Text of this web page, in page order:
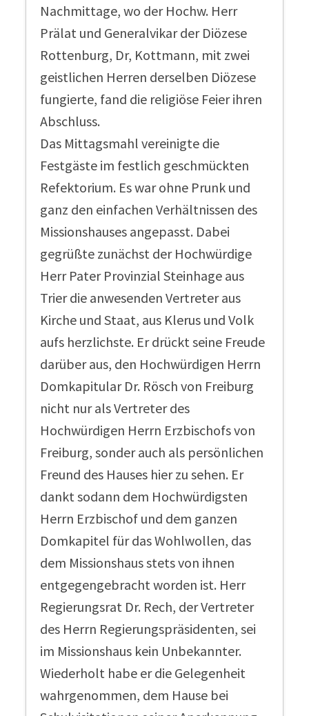
Nachmittage, wo der Hochw. Herr
Prälat und Generalvikar der Diözese
Rottenburg, Dr, Kottmann, mit zwei
geistlichen Herren derselben Diözese
fungierte, fand die religiöse Feier ihren
Abschluss.
Das Mittagsmahl vereinigte die
Festgäste im festlich geschmückten
Refektorium. Es war ohne Prunk und
ganz den einfachen Verhältnissen des
Missionshauses angepasst. Dabei
gegrüßte zunächst der Hochwürdige
Herr Pater Provinzial Steinhage aus
Trier die anwesenden Vertreter aus
Kirche und Staat, aus Klerus und Volk
aufs herzlichste. Er drückt seine Freude
darüber aus, den Hochwürdigen Herrn
Domkapitular Dr. Rösch von Freiburg
nicht nur als Vertreter des
Hochwürdigen Herrn Erzbischofs von
Freiburg, sonder auch als persönlichen
Freund des Hauses hier zu sehen. Er
dankt sodann dem Hochwürdigsten
Herrn Erzbischof und dem ganzen
Domkapitel für das Wohlwollen, das
dem Missionshaus stets von ihnen
entgegengebracht worden ist. Herr
Regierungsrat Dr. Rech, der Vertreter
des Herrn Regierungspräsidenten, sei
im Missionshaus kein Unbekannter.
Wiederholt habe er die Gelegenheit
wahrgenommen, dem Hause bei